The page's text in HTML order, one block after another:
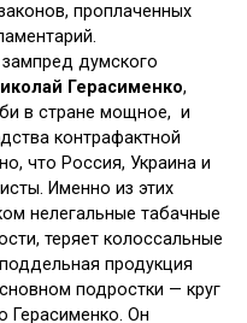
проплаченных
думского
Герасименко,
в стране мощное, и
контрафактной
что Россия, Украина и
Именно из этих
нелегальные табачные
теряет колоссальные
продукция
подростки — круг
Герасименко. Он